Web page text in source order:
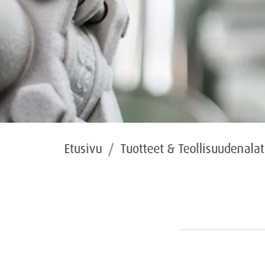
Etusivu Tuotteet & Teollisuudenalat